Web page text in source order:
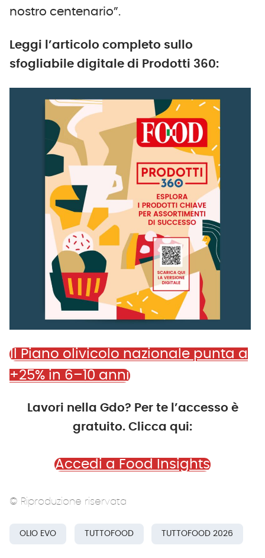
nostro centenario”.
Leggi l’articolo completo sullo
sfogliabile digitale di Prodotti 360:
Il Piano olivicolo nazionale punta a
+25% in 6–10 anni
Lavori nella Gdo? Per te l’accesso è
gratuito. Clicca qui:
Accedi a Food Insights
© Riproduzione riservata
OLIO EVO TUTTOFOOD TUTTOFOOD 2026